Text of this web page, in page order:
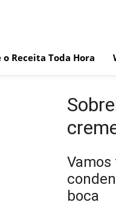
o Receita Toda Hora
boca